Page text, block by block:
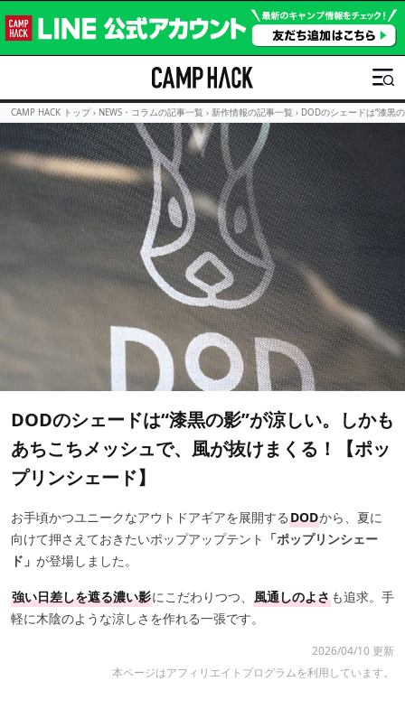
CAMP HACK トップ › NEWS・コラムの記事一覧 › 新作情報の記事一覧 › DODのシェードは“漆黒
DODのシェードは“漆黒の影”が涼しい。しかも
あちこちメッシュで、風が抜けまくる！【ポッ
プリンシェード】
お手頃かつユニークなアウトドアギアを展開するDODから、夏に
向けて押さえておきたいポップアップテント 「ポップリンシェー
ド」 が登場しました。
強い日差しを遮る濃い影にこだわりつつ、 風通しのよさも追求。手
軽に木陰のような涼しさを作れる一張です。
2026/04/10 更新
本ページはアフィリエイトプログラムを利用しています。